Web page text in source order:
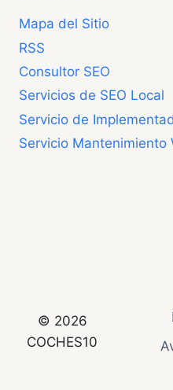
Mapa del Sitio
RSS
Consultor SEO
Servicios de SEO Local
Servicio de
Servicio Mantenimiento
© 2026
COCHES10